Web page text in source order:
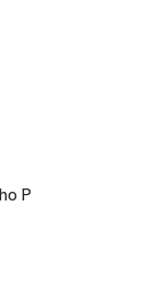
P